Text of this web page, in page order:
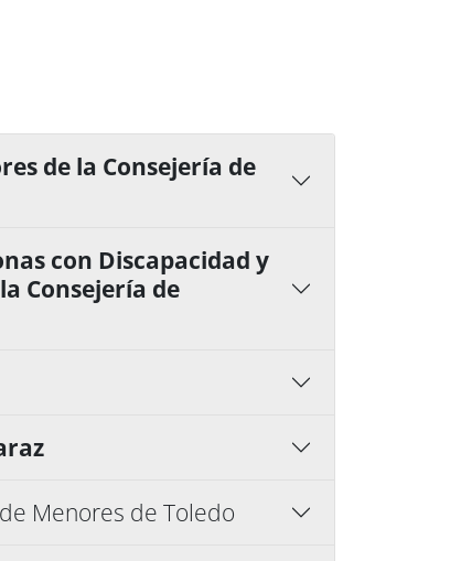
de la Consejería de
con Discapacidad y
Consejería de
de Menores de Toledo